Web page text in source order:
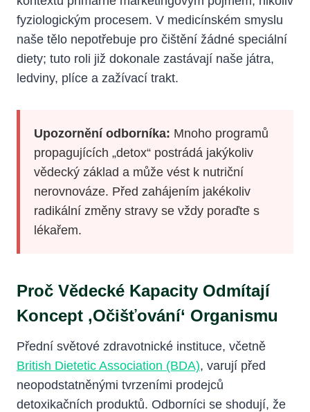
fyziologickým procesem. V medicínském smyslu
naše tělo nepotřebuje pro čištění žádné speciální
diety; tuto roli již dokonale zastávají naše játra,
ledviny, plíce a zažívací trakt.
Upozornění odborníka: Mnoho programů
propagujících „detox“ postrádá jakýkoliv
vědecký základ a může vést k nutriční
nerovnováze. Před zahájením jakékoliv
radikální změny stravy se vždy poraďte s
lékařem.
Proč Vědecké Kapacity Odmítají
Koncept ‚očišťování‘ Organismu
Přední světové zdravotnické instituce, včetně
British Dietetic Association (BDA), varují před
neopodstatněnými tvrzeními prodejců
detoxikačních produktů. Odborníci se shodují, že